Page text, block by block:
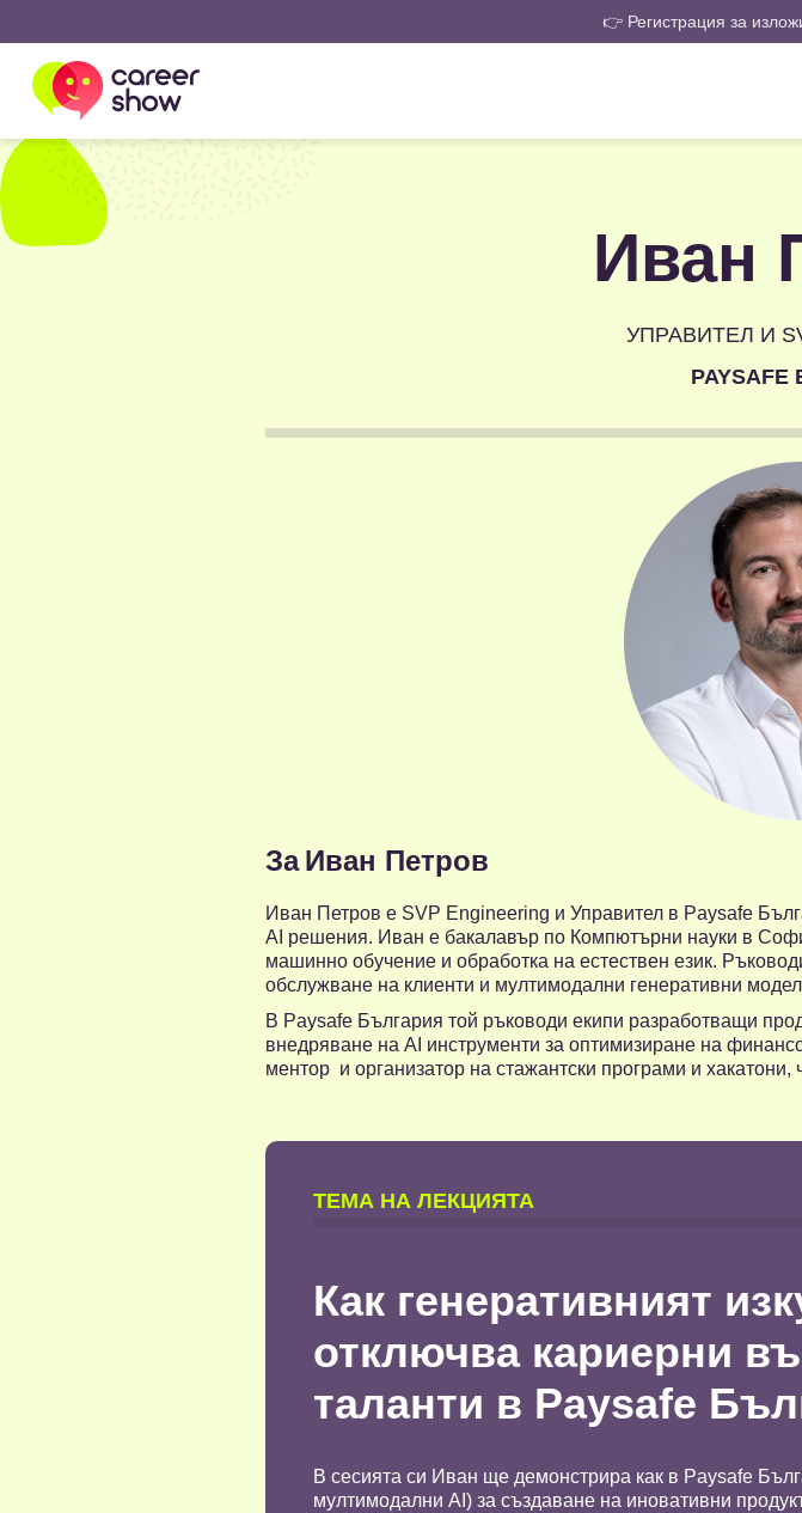
👉 Регистрация за
Иван
УПРАВИТЕЛ И
За Иван Петров
Иван Петров е SVP Engineering и Управител в Paysafe
AI решения. Иван е бакалавър по Компютърни науки в
машинно обучение и обработка на естествен език.
обслужване на клиенти и мултимодални генеративни
В Paysafe България той ръководи екипи разработващи
внедряване на AI инструменти за оптимизиране на
ментор и организатор на стажантски програми и
TЕМА НА ЛЕКЦИЯТА
Как генеративният
отключва кариерни
таланти в Paysafe
В сесията си Иван ще демонстрира как в Paysafe
мултимодални AI) за създаване на иновативни